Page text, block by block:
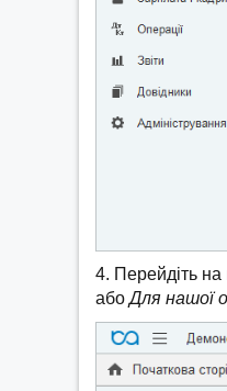
4. Перейдіть
абоДля нашої